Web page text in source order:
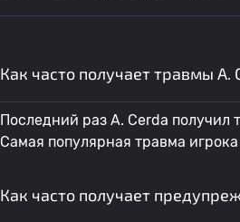
Как часто получает травмы A.
Последний раз A. Cerda получил
Самая популярная травма
Как часто получает